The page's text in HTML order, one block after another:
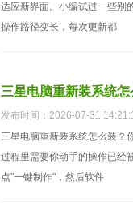
适应新界面。小编试过一些别
操作路径变长，每次更新都
三星电脑重新装系统
发布时间：2026-07-31
三星电脑重新装系统怎么装？
过程里需要你动手的操作已经
点"一键制作"，然后软件